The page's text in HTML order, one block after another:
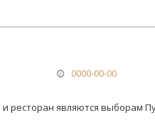
0000-00-00
и ресторан являются выборам